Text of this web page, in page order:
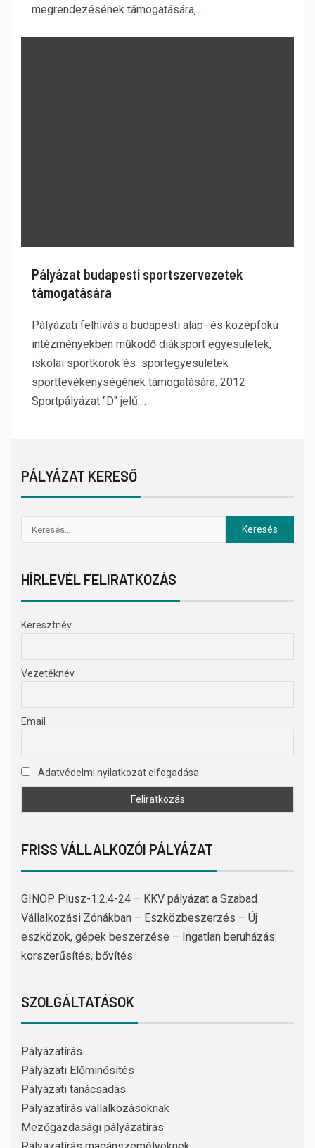
megrendezésének támogatására,...
Pályázat budapesti sportszervezetek
támogatására
Pályázati felhívás a budapesti alap- és középfokú
intézményekben működő diáksport egyesületek,
iskolai sportkörök és sportegyesületek
sporttevékenységének támogatására. 2012
Sportpályázat "D" jelű....
PÁLYÁZAT KERESŐ
HÍRLEVÉL FELIRATKOZÁS
Keresztnév
Vezetéknév
Email
Adatvédelmi nyilatkozat elfogadása
FRISS VÁLLALKOZÓI PÁLYÁZAT
GINOP Plusz-1.2.4-24 – KKV pályázat a Szabad
Vállalkozási Zónákban – Eszközbeszerzés – Új
eszközök, gépek beszerzése – Ingatlan beruházás:
korszerűsítés, bővítés
SZOLGÁLTATÁSOK
Pályázatírás
Pályázati Előminősítés
Pályázati tanácsadás
Pályázatírás vállalkozásoknak
Mezőgazdasági pályázatírás